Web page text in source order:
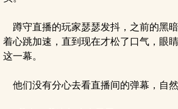
蹲守直播的玩家瑟瑟发抖，之前的黑
着心跳加速，直到现在才松了口气，眼
这一幕。
他们没有分心去看直播间的弹幕，自然